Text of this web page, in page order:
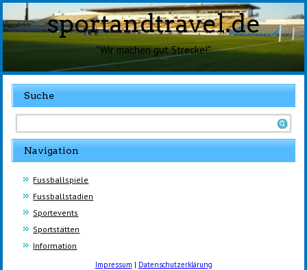
sportandtravel.de
"Wir machen gut Strecke!"
Suche
Navigation
Fussballspiele
Fussballstadien
Sportevents
Sportstätten
Information
Impressum | Datenschutzerklärung